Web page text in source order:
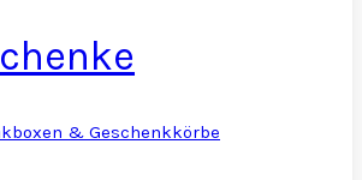
& Geschenkkörbe